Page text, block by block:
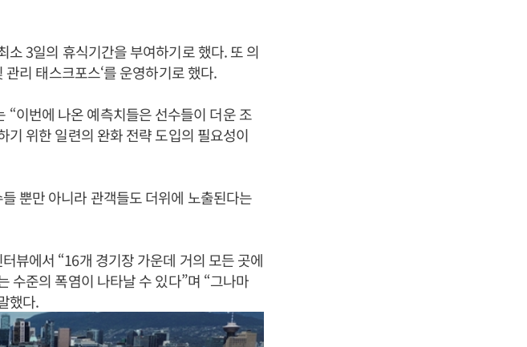
3일의 휴식기간을 부여하기로 했다. 또 의
리 태스크포스‘를 운영하기로 했다.
이번에 나온 예측치들은 선수들이 더운 조
기 위한 일련의 완화 전략 도입의 필요성이
뿐만 아니라 관객들도 더위에 노출된다는
뷰에서 “16개 경기장 가운데 거의 모든 곳에
수준의 폭염이 나타날 수 있다”며 “그나마
했다.